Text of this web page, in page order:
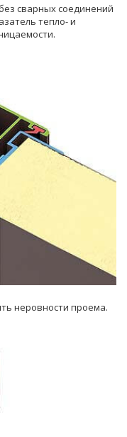
сварных соединений
тепло- и
неровности проема.